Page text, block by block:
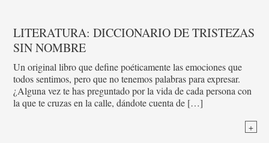
LITERATURA: DICCIONARIO DE TRISTEZAS
SIN NOMBRE
Un original libro que define poéticamente las emociones que
todos sentimos, pero que no tenemos palabras para expresar.
¿Alguna vez te has preguntado por la vida de cada persona con
la que te cruzas en la calle, dándote cuenta de […]
+